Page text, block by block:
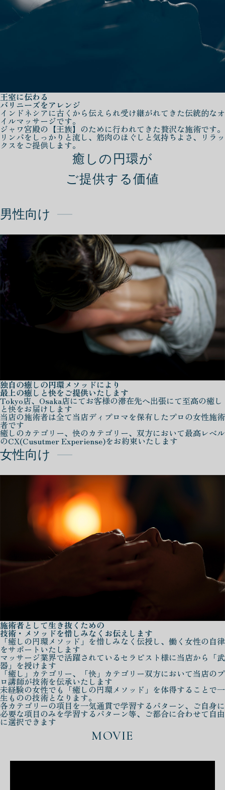
王室に伝わる
バリニーズをアレンジ
インドネシアに古くから伝えられ受け継がれてきた伝統的なオ
イルマッサージです。
ジャワ宮殿の【王族】のために行われてきた贅沢な施術です。
リンパをしっかりと流し、筋肉のほぐしと気持ちよさ、リラッ
クスをご提供します。
癒しの円環が
ご提供する価値
男性向け
独自の癒しの円環メソッドにより
最上の癒しと快をご提供いたします
Tokyo店、Osaka店にてお客様の滞在先へ出張にて至高の癒し
と快をお届けします
当店の施術者は全て当店ディプロマを保有したプロの女性施術
者です
癒しのカテゴリー、快のカテゴリー、双方において最高レベル
のCX(Cusutmer Experiense)をお約束いたします
女性向け
施術者として生き抜くための
技術・メソッドを惜しみなくお伝えします
「癒しの円環メソッド」を惜しみなく伝授し、働く女性の自律
をサポートいたします
マッサージ業界で活躍されているセラピスト様に当店から「武
器」を授けます
「癒し」カテゴリー、「快」カテゴリー双方において当店のプ
ロ講師が技術を伝承いたします
未経験の女性でも「癒しの円環メソッド」を体得することで一
生ものの技術となります。
各カテゴリーの項目を一気通貫で学習するパターン、ご自身に
必要な項目のみを学習するパターン等、ご都合に合わせて自由
に選択できます
MOVIE